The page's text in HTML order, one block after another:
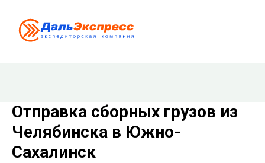
Отправка сборных грузов из
Челябинска в Южно-
Сахалинск